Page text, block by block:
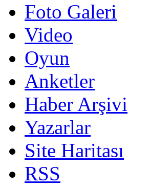
Foto Galeri
Video
Oyun
Anketler
Haber Arşivi
Yazarlar
Site Haritası
RSS